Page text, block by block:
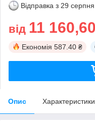
Відправка з 29
від 11 160,60
Економія 587.40 ₴
Опис Характеристики